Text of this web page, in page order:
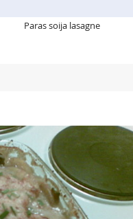
Paras soija lasagne